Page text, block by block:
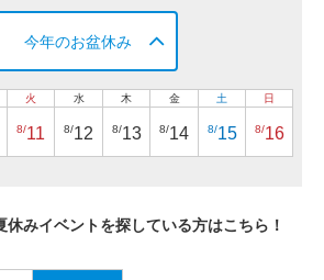
今年のお盆休み
火
8/11
水
8/12
木
8/13
金
8/14
土
8/15
日
8/16
みイベントを探している方はこちら！